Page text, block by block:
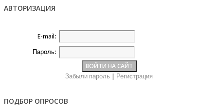
АВТОРИЗАЦИЯ
E-mail:
Пароль:
Забыли пароль Регистрация
ПОДБОР ОПРОСОВ